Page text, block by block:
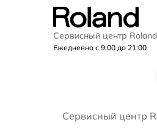
Сервисный центр Roland
Ежедневно с 9:00 до 21:00
Сервисный центр